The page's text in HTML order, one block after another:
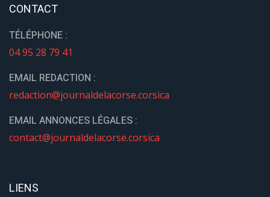
CONTACT
TÉLÉPHONE :
04 95 28 79 41
EMAIL REDACTION :
redaction@journaldelacorse.corsica
EMAIL ANNONCES LÉGALES :
contact@journaldelacorse.corsica
LIENS